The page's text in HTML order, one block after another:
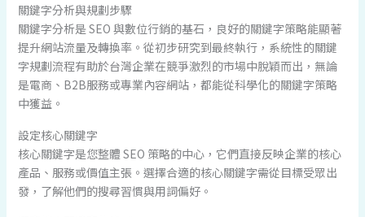
關鍵字分析與規劃步驟
關鍵字分析是 SEO 與數位行銷的基石，良好的關鍵字策略能顯著
提升網站流量及轉換率。從初步研究到最終執行，系統性的關鍵
字規劃流程有助於台灣企業在競爭激烈的市場中脫穎而出，無論
是電商、B2B服務或專業內容網站，都能從科學化的關鍵字策略
中獲益。
設定核心關鍵字
核心關鍵字是您整體 SEO 策略的中心，它們直接反映企業的核心
產品、服務或價值主張。選擇合適的核心關鍵字需從目標受眾出
發，了解他們的搜尋習慣與用詞偏好。